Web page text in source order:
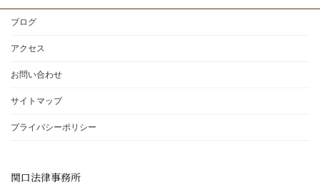
ブログ
アクセス
お問い合わせ
サイトマップ
プライバシーポリシー
関口法律事務所